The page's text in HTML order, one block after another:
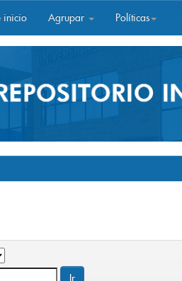
inicio Agrupar Políticas